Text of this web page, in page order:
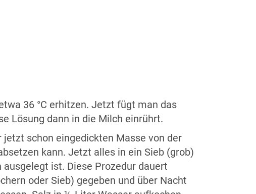
36 °C erhitzen. Jetzt fügt man das
Lösung dann in die Milch einrührt.
schon eingedickten Masse von der
kann. Jetzt alles in ein Sieb (grob)
ist. Diese Prozedur dauert
oder Sieb) gegeben und über Nacht